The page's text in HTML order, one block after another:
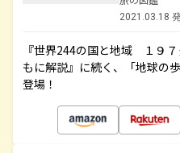
2021.03.18
『世界244の国と地域 １９
もに解説』に続く、「地球の
登場！